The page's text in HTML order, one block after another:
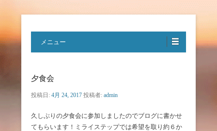
特定非営利活動法人ハートフルボ
イス
メニュー
夕食会
投稿日: 4月 24, 2017 投稿者: admin
久しぶりの夕食会に参加しましたのでブログに書かせ
てもらいます！ミライステップでは希望を取り約６か